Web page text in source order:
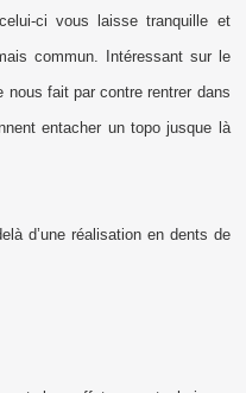
ci vous laisse tranquille et
commun. Intéressant sur le
fait par contre rentrer dans
entacher un topo jusque là
d’une réalisation en dents de